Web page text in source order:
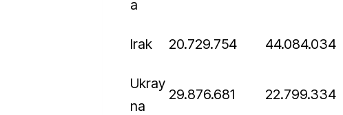
a
Irak 20.729.754 44.084.034
Ukray
na
29.876.681 22.799.334